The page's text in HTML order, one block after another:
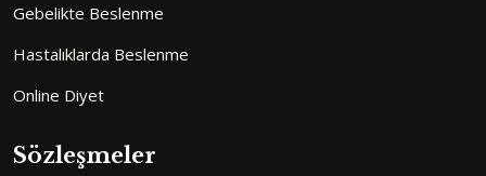
Gebelikte Beslenme
Hastalıklarda Beslenme
Online Diyet
Sözleşmeler